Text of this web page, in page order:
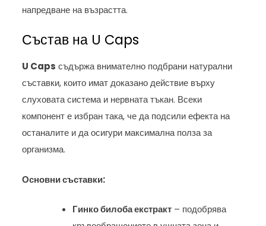
напредване на възрастта.
Състав на U Caps
U Caps съдържа внимателно подбрани натурални
съставки, които имат доказано действие върху
слуховата система и нервната тъкан. Всеки
компонент е избран така, че да подсили ефекта на
останалите и да осигури максимална полза за
организма.
Основни съставки:
Гинко билоба екстракт – подобрява